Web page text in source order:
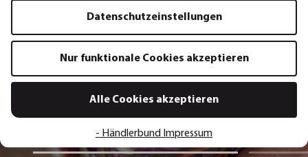
Frühlingszwiebeln, Koriander und
Chili
Zum Rezept
Datenschutzeinstellungen
Nur funktionale Cookies akzeptieren
Alle Cookies akzeptieren
- Händlerbund Impressum